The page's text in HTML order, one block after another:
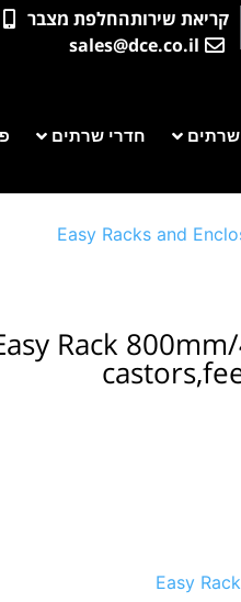
קריאת שירותהחלפת מצבר
sales@dce.co.il
חדרי שרתים
Easy Racks and
Rack
Easy